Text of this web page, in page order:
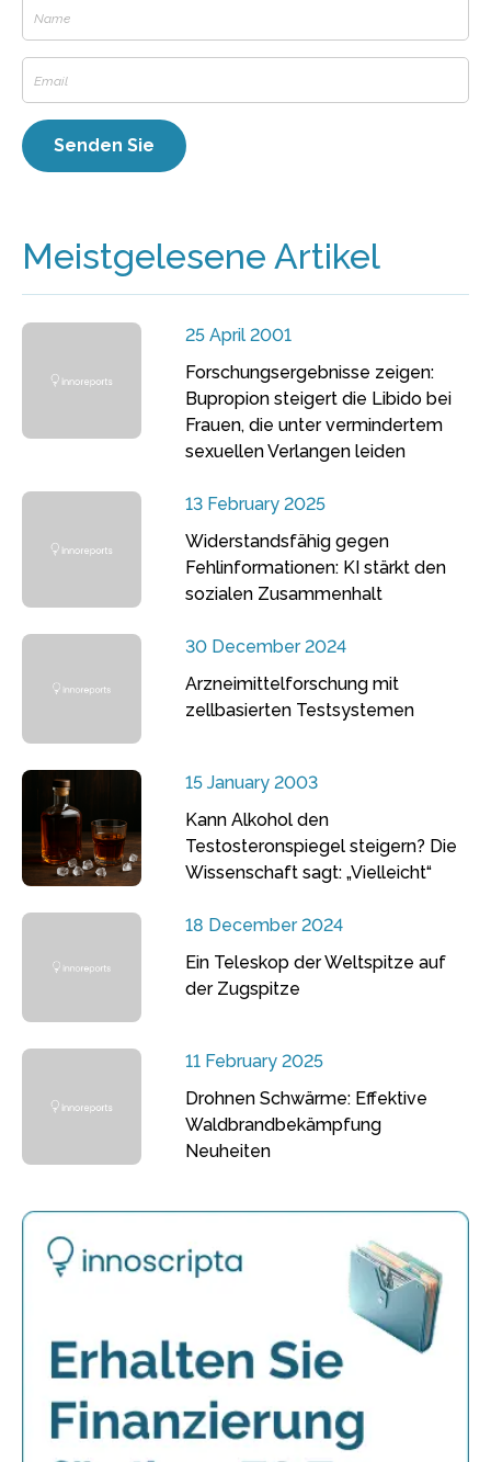
Meistgelesene Artikel
25 April 2001
Forschungsergebnisse zeigen:
Bupropion steigert die Libido bei
Frauen, die unter vermindertem
sexuellen Verlangen leiden
13 February 2025
Widerstandsfähig gegen
Fehlinformationen: KI stärkt den
sozialen Zusammenhalt
30 December 2024
Arzneimittelforschung mit
zellbasierten Testsystemen
15 January 2003
Kann Alkohol den
Testosteronspiegel steigern? Die
Wissenschaft sagt: „Vielleicht“
18 December 2024
Ein Teleskop der Weltspitze auf
der Zugspitze
11 February 2025
Drohnen Schwärme: Effektive
Waldbrandbekämpfung
Neuheiten